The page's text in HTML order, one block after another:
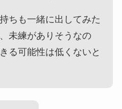
ちも一緒に出してみた
未練がありそうなの
る可能性は低くないと